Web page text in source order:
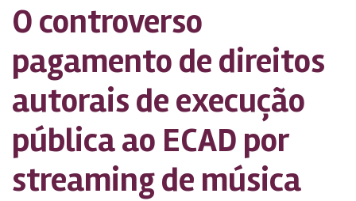
O controverso
pagamento de direitos
autorais de execução
pública ao ECAD por
streaming de música